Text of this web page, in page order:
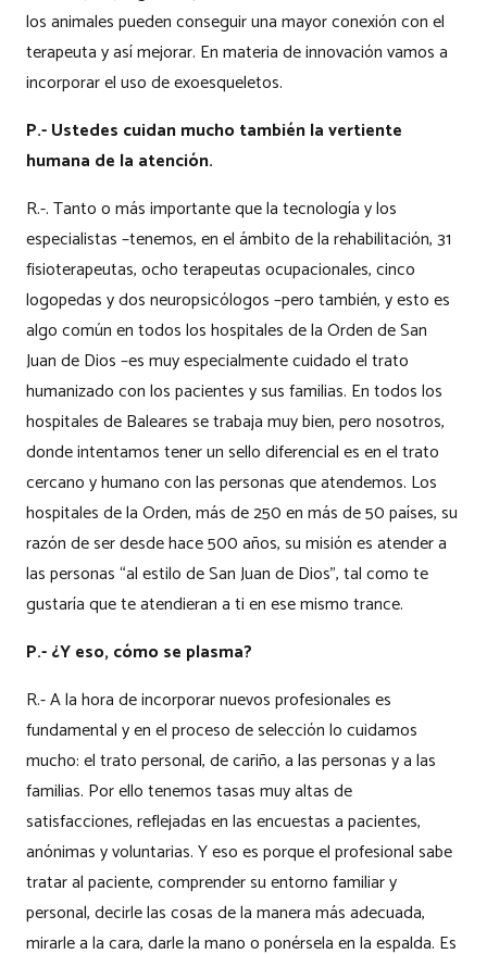
los animales pueden conseguir una mayor conexión con el
terapeuta y así mejorar. En materia de innovación vamos a
incorporar el uso de exoesqueletos.
P.- Ustedes cuidan mucho también la vertiente
humana de la atención.
R.-. Tanto o más importante que la tecnología y los
especialistas –tenemos, en el ámbito de la rehabilitación, 31
fisioterapeutas, ocho terapeutas ocupacionales, cinco
logopedas y dos neuropsicólogos –pero también, y esto es
algo común en todos los hospitales de la Orden de San
Juan de Dios –es muy especialmente cuidado el trato
humanizado con los pacientes y sus familias. En todos los
hospitales de Baleares se trabaja muy bien, pero nosotros,
donde intentamos tener un sello diferencial es en el trato
cercano y humano con las personas que atendemos. Los
hospitales de la Orden, más de 250 en más de 50 países, su
razón de ser desde hace 500 años, su misión es atender a
las personas “al estilo de San Juan de Dios”, tal como te
gustaría que te atendieran a ti en ese mismo trance.
P.- ¿Y eso, cómo se plasma?
R.- A la hora de incorporar nuevos profesionales es
fundamental y en el proceso de selección lo cuidamos
mucho: el trato personal, de cariño, a las personas y a las
familias. Por ello tenemos tasas muy altas de
satisfacciones, reflejadas en las encuestas a pacientes,
anónimas y voluntarias. Y eso es porque el profesional sabe
tratar al paciente, comprender su entorno familiar y
personal, decirle las cosas de la manera más adecuada,
mirarle a la cara, darle la mano o ponérsela en la espalda. Es